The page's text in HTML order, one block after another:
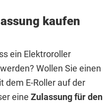
kaufen
ein Elektroroller
Wollen Sie einen
dem E-Roller auf der
eine Zulassung für den